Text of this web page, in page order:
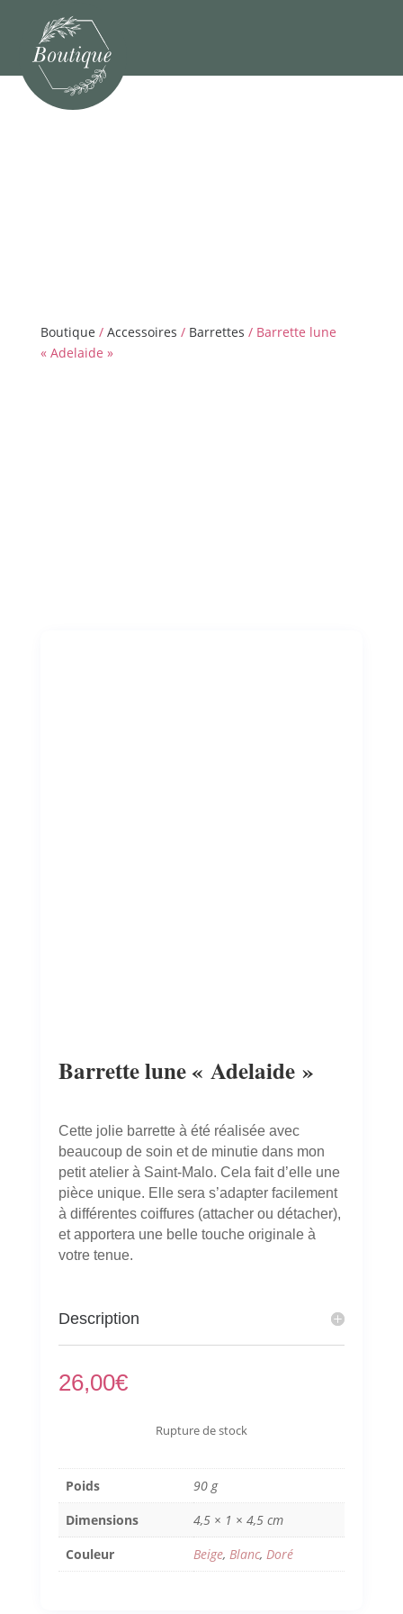
Boutique / Accessoires / Barrettes / Barrette lune
« Adelaide »
Barrette lune « Adelaide »
Cette jolie barrette à été réalisée avec
beaucoup de soin et de minutie dans mon
petit atelier à Saint-Malo. Cela fait d’elle une
pièce unique. Elle sera s’adapter facilement
à différentes coiffures (attacher ou détacher),
et apportera une belle touche originale à
votre tenue.
Description
26,00€
Rupture de stock
Poids
90 g
Dimensions
4,5 × 1 × 4,5 cm
Couleur
Beige, Blanc, Doré